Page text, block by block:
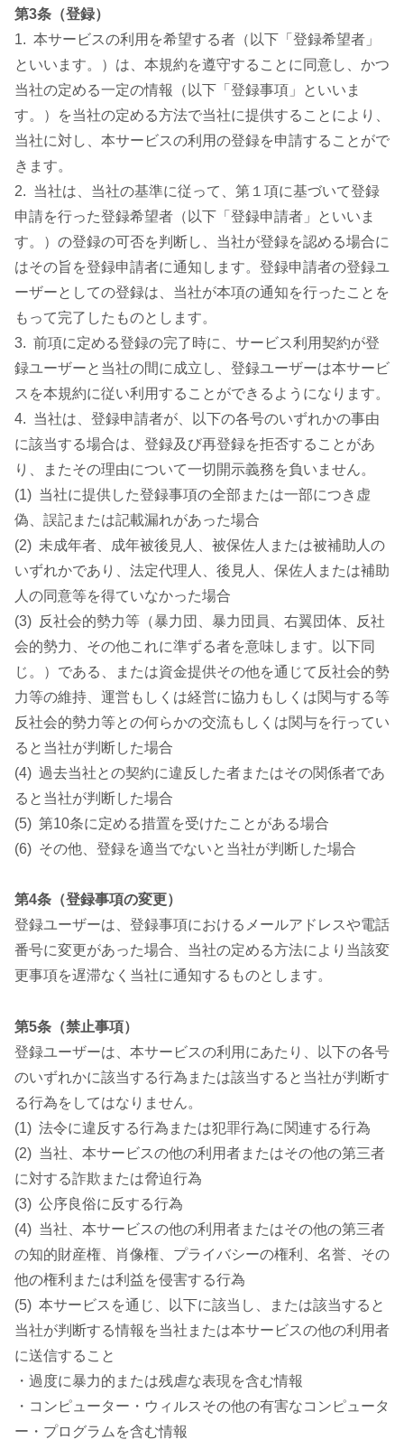
第3条（登録）
1. 本サービスの利用を希望する者（以下「登録希望者」
といいます。）は、本規約を遵守することに同意し、かつ
当社の定める一定の情報（以下「登録事項」といいま
す。）を当社の定める方法で当社に提供することにより、
当社に対し、本サービスの利用の登録を申請することがで
きます。
2. 当社は、当社の基準に従って、第１項に基づいて登録
申請を行った登録希望者（以下「登録申請者」といいま
す。）の登録の可否を判断し、当社が登録を認める場合に
はその旨を登録申請者に通知します。登録申請者の登録ユ
ーザーとしての登録は、当社が本項の通知を行ったことを
もって完了したものとします。
3. 前項に定める登録の完了時に、サービス利用契約が登
録ユーザーと当社の間に成立し、登録ユーザーは本サービ
スを本規約に従い利用することができるようになります。
4. 当社は、登録申請者が、以下の各号のいずれかの事由
に該当する場合は、登録及び再登録を拒否することがあ
り、またその理由について一切開示義務を負いません。
(1) 当社に提供した登録事項の全部または一部につき虚
偽、誤記または記載漏れがあった場合
(2) 未成年者、成年被後見人、被保佐人または被補助人の
いずれかであり、法定代理人、後見人、保佐人または補助
人の同意等を得ていなかった場合
(3) 反社会的勢力等（暴力団、暴力団員、右翼団体、反社
会的勢力、その他これに準ずる者を意味します。以下同
じ。）である、または資金提供その他を通じて反社会的勢
力等の維持、運営もしくは経営に協力もしくは関与する等
反社会的勢力等との何らかの交流もしくは関与を行ってい
ると当社が判断した場合
(4) 過去当社との契約に違反した者またはその関係者であ
ると当社が判断した場合
(5) 第10条に定める措置を受けたことがある場合
(6) その他、登録を適当でないと当社が判断した場合
第4条（登録事項の変更）
登録ユーザーは、登録事項におけるメールアドレスや電話
番号に変更があった場合、当社の定める方法により当該変
更事項を遅滞なく当社に通知するものとします。
第5条（禁止事項）
登録ユーザーは、本サービスの利用にあたり、以下の各号
のいずれかに該当する行為または該当すると当社が判断す
る行為をしてはなりません。
(1) 法令に違反する行為または犯罪行為に関連する行為
(2) 当社、本サービスの他の利用者またはその他の第三者
に対する詐欺または脅迫行為
(3) 公序良俗に反する行為
(4) 当社、本サービスの他の利用者またはその他の第三者
の知的財産権、肖像権、プライバシーの権利、名誉、その
他の権利または利益を侵害する行為
(5) 本サービスを通じ、以下に該当し、または該当すると
当社が判断する情報を当社または本サービスの他の利用者
に送信すること
・過度に暴力的または残虐な表現を含む情報
・コンピューター・ウィルスその他の有害なコンピュータ
ー・プログラムを含む情報